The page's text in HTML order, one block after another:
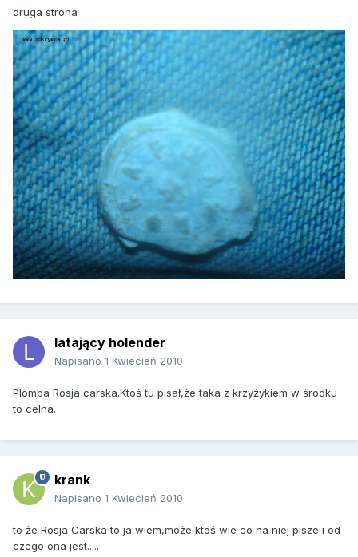
druga strona
latający holender
Napisano 1 Kwiecień 2010
Plomba Rosja carska.Ktoś tu pisał,że taka z krzyżykiem w środku
to celna.
krank
Napisano 1 Kwiecień 2010
to że Rosja Carska to ja wiem,może ktoś wie co na niej pisze i od
czego ona jest.....